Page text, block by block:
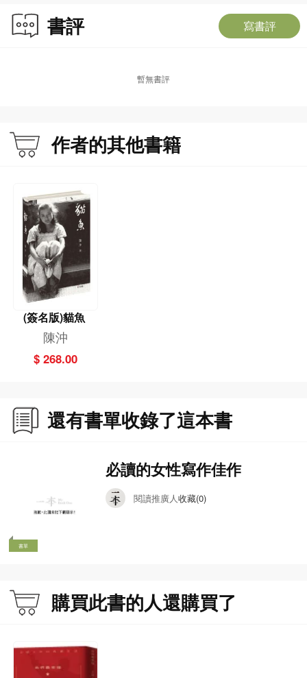
書評 寫書評
暫無書評
作者的其他書籍
(簽名版)貓魚
陳沖
$ 268.00
還有書單收錄了這本書
書單
必讀的女性寫作佳作
閱讀推廣人收藏(0)
購買此書的人還購買了